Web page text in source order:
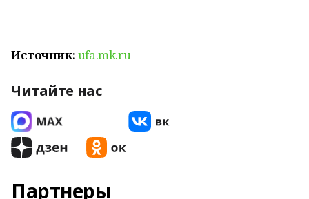
Источник:ufa.mk.ru
Читайте нас
Партнеры